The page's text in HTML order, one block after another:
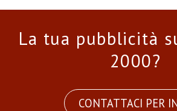
La tua pubblicità
2000?
CONTATTACI PER